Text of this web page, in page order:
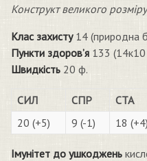
Конструкт великого
Клас захисту14 (природна
Пункти здоров’я 133
Швидкість 20 ф.
СИЛ СПР СТА
20 (+5)
9 (-1) 18 (+4)
Імунітет до ушкоджень